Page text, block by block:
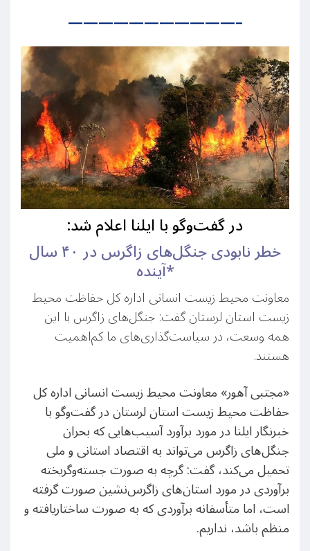
———————————–
:در گفت‌وگو با ایلنا اعلام شد
خطر نابودی جنگل‌های زاگرس در ۴۰ سال
آینده*
معاونت محیط زیست انسانی اداره کل حفاظت محیط
زیست استان لرستان گفت: جنگل‌های زاگرس با این
همه وسعت، در سیاست‌گذاری‌های ما کم‌اهمیت
هستند.
«مجتبی آهور» معاونت محیط زیست انسانی اداره کل
حفاظت محیط زیست استان لرستان در گفت‌وگو با
خبرنگار ایلنا در مورد برآورد آسیب‌هایی که بحران
جنگل‌های زاگرس می‌تواند به اقتصاد استانی و ملی
تحمیل می‌کند، گفت: گرچه به صورت جسته‌وگریخته
برآوردی در مورد استان‌های زاگرس‌نشین صورت گرفته
است، اما متأسفانه برآوردی که به صورت ساختاریافته و
منظم باشد، نداریم.